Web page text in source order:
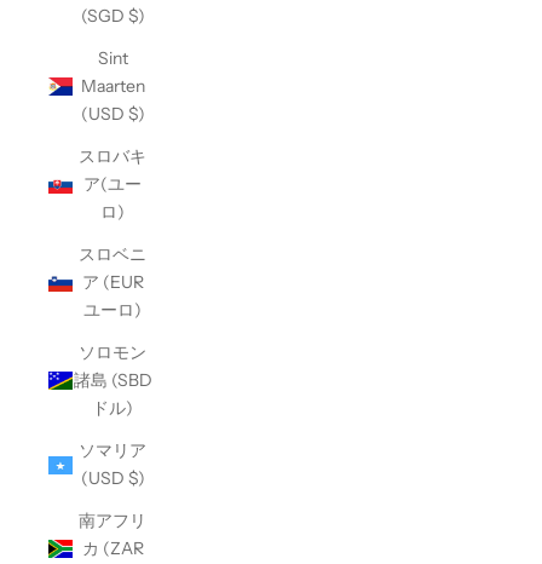
(SGD $)
Sint
Maarten
(USD $)
スロバキ
ア(ユー
ロ)
スロベニ
ア (EUR
ユーロ)
ソロモン
諸島 (SBD
ドル)
ソマリア
(USD $)
南アフリ
カ (ZAR